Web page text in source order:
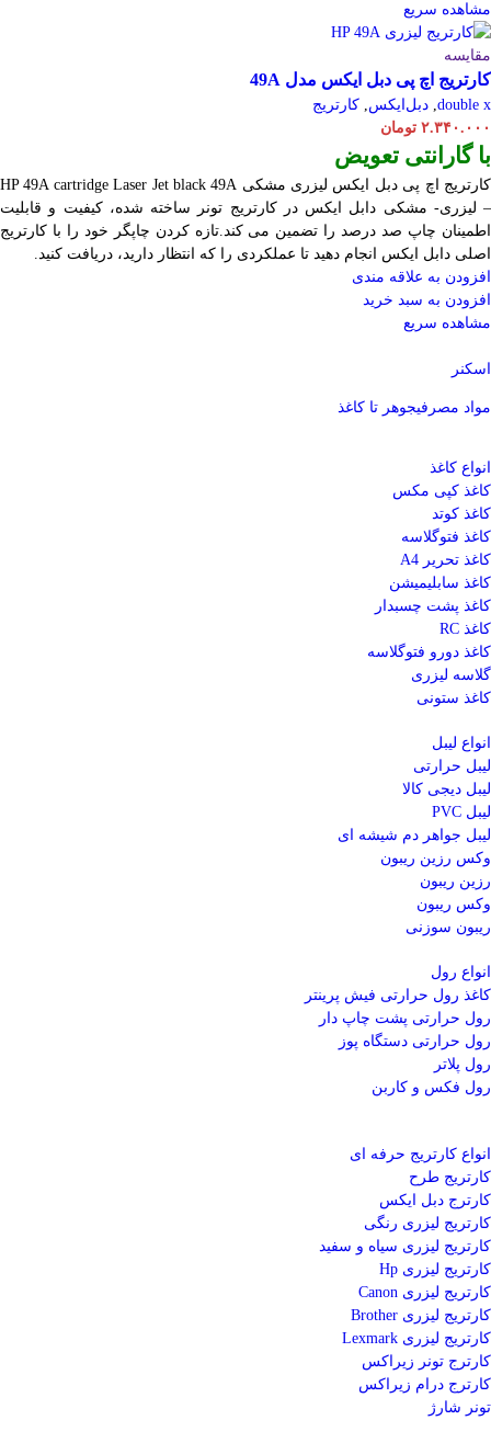
مشاهده سریع
مقایسه
کارتریج اچ پی دبل ایکس مدل 49A
double x
, دبل‌ایکس, کارتریج
۲.۳۴۰.۰۰۰ تومان
با گارانتی تعویض
کارتریج اچ پی دبل ایکس لیزری مشکی HP 49A cartridge Laser Jet black 49A
– لیزری- مشکی دابل ایکس در کارتریج تونر ساخته شده، کیفیت و قابلیت
اطمینان چاپ صد درصد را تضمین می کند.تازه کردن چاپگر خود را با کارتریج
اصلی دابل ایکس انجام دهید تا عملکردی را که انتظار دارید، دریافت کنید.
افزودن به علاقه مندی
افزودن به سبد خرید
مشاهده سریع
اسکنر
مواد مصرفیجوهر تا کاغذ
انواع کاغذ
کاغذ کپی مکس
کاغذ کوتد
کاغذ فتوگلاسه
کاغذ تحریر A4
کاغذ سابلیمیشن
کاغذ پشت چسبدار
کاغذ RC
کاغذ دورو فتوگلاسه
گلاسه لیزری
کاغذ ستونی
انواع لیبل
لیبل حرارتی
لیبل دیجی کالا
لیبل PVC
لیبل جواهر دم شیشه ای
وکس رزین ریبون
رزین ریبون
وکس ریبون
ریبون سوزنی
انواع رول
کاغذ رول حرارتی فیش پرینتر
رول حرارتی پشت چاپ دار
رول حرارتی دستگاه پوز
رول پلاتر
رول فکس و کاربن
انواع کارتریج حرفه ای
کارتریج طرح
کارترج دبل ایکس
کارتریج لیزری رنگی
کارتریج لیزری سیاه و سفید
کارتریج لیزری Hp
کارتریج لیزری Canon
کارتریج لیزری Brother
کارتریج لیزری Lexmark
کارترج تونر زیراکس
کارترج درام زیراکس
تونر شارژ